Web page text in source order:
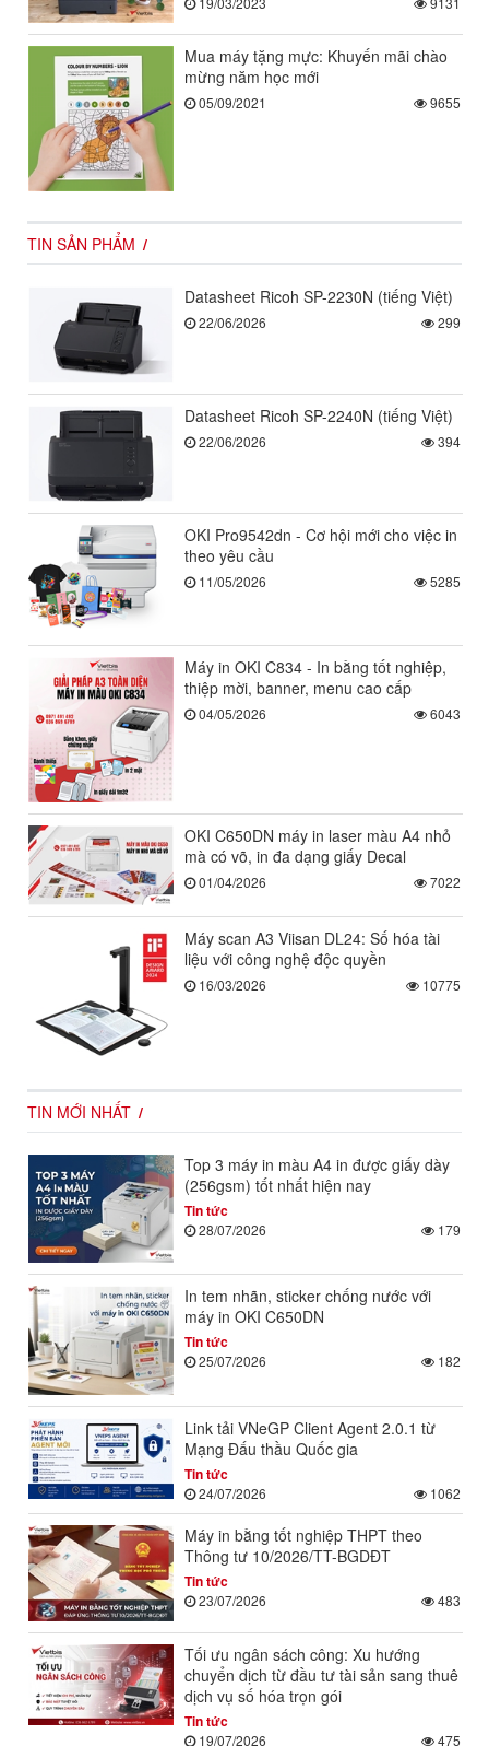
Mua máy tặng mực: Khuyến mãi chào
mừng năm học mới
05/09/2021 9655
TIN SẢN PHẨM
Datasheet Ricoh SP-2230N (tiếng Việt)
22/06/2026 299
Datasheet Ricoh SP-2240N (tiếng Việt)
22/06/2026 394
OKI Pro9542dn - Cơ hội mới cho việc in
theo yêu cầu
11/05/2026 5285
Máy in OKI C834 - In bằng tốt nghiệp,
thiệp mời, banner, menu cao cấp
04/05/2026 6043
OKI C650DN máy in laser màu A4 nhỏ
mà có võ, in đa dạng giấy Decal
01/04/2026 7022
Máy scan A3 Viisan DL24: Số hóa tài
liệu với công nghệ độc quyền
16/03/2026 10775
TIN MỚI NHẤT
Top 3 máy in màu A4 in được giấy dày
(256gsm) tốt nhất hiện nay
Tin tức
28/07/2026 179
In tem nhãn, sticker chống nước với
máy in OKI C650DN
Tin tức
25/07/2026 182
Link tải VNeGP Client Agent 2.0.1 từ
Mạng Đấu thầu Quốc gia
Tin tức
24/07/2026 1062
Máy in bằng tốt nghiệp THPT theo
Thông tư 10/2026/TT-BGDĐT
Tin tức
23/07/2026 483
Tối ưu ngân sách công: Xu hướng
chuyển dịch từ đầu tư tài sản sang thuê
dịch vụ số hóa trọn gói
Tin tức
19/07/2026 475